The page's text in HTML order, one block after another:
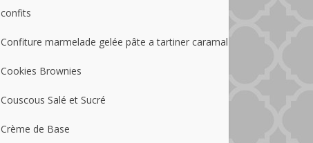
confits
Confiture marmelade gelée pâte a tartiner caramal
Cookies Brownies
Couscous Salé et Sucré
Crème de Base